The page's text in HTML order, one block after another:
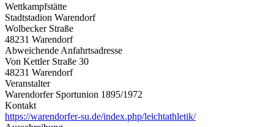
Wettkampfstätte
Stadtstadion Warendorf
Wolbecker Straße
48231 Warendorf
Abweichende Anfahrtsadresse
Von Kettler Straße 30
48231 Warendorf
Veranstalter
Warendorfer Sportunion 1895/1972
Kontakt
https://warendorfer-su.de/index.php/leichtathletik/